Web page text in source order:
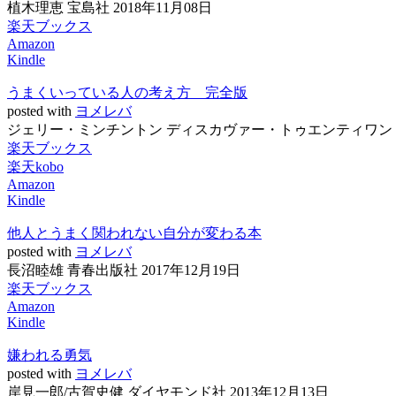
植木理恵 宝島社 2018年11月08日
楽天ブックス
Amazon
Kindle
うまくいっている人の考え方 完全版
posted with ヨメレバ
ジェリー・ミンチントン ディスカヴァー・トゥエンティワン
楽天ブックス
楽天kobo
Amazon
Kindle
他人とうまく関われない自分が変わる本
posted with ヨメレバ
長沼睦雄 青春出版社 2017年12月19日
楽天ブックス
Amazon
Kindle
嫌われる勇気
posted with ヨメレバ
岸見一郎/古賀史健 ダイヤモンド社 2013年12月13日